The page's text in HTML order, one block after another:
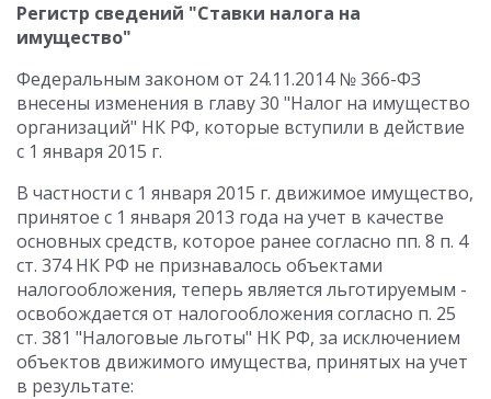
Регистр сведений "Ставки налога на
имущество"
Федеральным законом от 24.11.2014 № 366-ФЗ
внесены изменения в главу 30 "Налог на имущество
организаций" НК РФ, которые вступили в действие
с 1 января 2015 г.
В частности с 1 января 2015 г. движимое имущество,
принятое с 1 января 2013 года на учет в качестве
основных средств, которое ранее согласно пп. 8 п. 4
ст. 374 НК РФ не признавалось объектами
налогообложения, теперь является льготируемым -
освобождается от налогообложения согласно п. 25
ст. 381 "Налоговые льготы" НК РФ, за исключением
объектов движимого имущества, принятых на учет
в результате: